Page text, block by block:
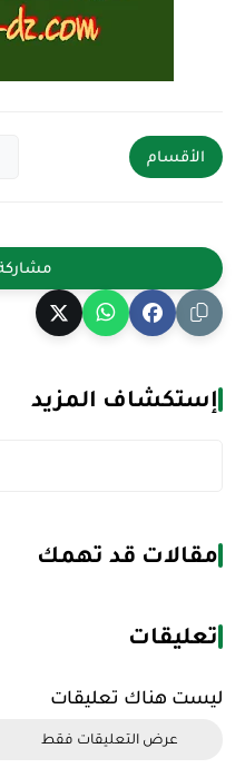
الأقسام
إستكشاف المزيد
مقالات قد تهمك
تعليقات
ليست هناك تعليقات
عرض التعليقات فقط